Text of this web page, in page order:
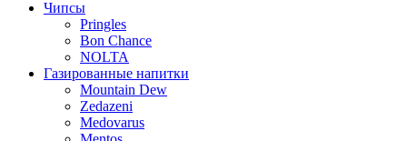
Чипсы
Pringles
Bon Chance
NOLTA
Газированные напитки
Mountain Dew
Zedazeni
Medovarus